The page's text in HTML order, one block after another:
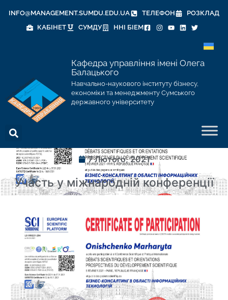
INFO@MANAGEMENT.SUMDU.EDU.UA ТЕЛЕФОН
РОЗКЛАД
КАБІНЕТ
СУМДУ ННІ БІЕМ
Кафедра управління імені Олега
Балацького
Навчально-наукового інституту бізнесу,
економіки та менеджменту Сумського
державного університету
7 Лютого, 2021
Участь у міжнародній конференції